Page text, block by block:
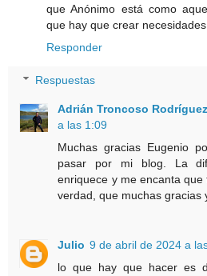
que Anónimo está como
que hay que crear
Responder
Respuestas
Adrián Troncoso Rodríguez
a las 1:09
Muchas gracias Eugenio
pasar por mi blog. La
enriquece y me encanta
verdad, que muchas gracias
Julio 9 de abril de 2024 a
lo que hay que hacer es